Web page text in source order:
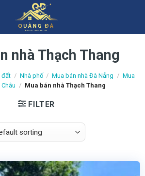
nhà Thạch Thang
đất / Nhà phố / Mua bán nhà Đà Nẵng / Mua
/ Mua bán nhà Thạch Thang
FILTER